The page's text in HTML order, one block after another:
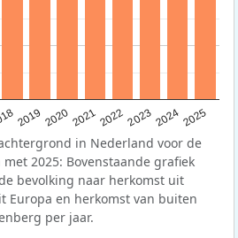
2019 202020212022202320242025
in Nederland voor de
2025: Bovenstaande grafiek
bevolking naar herkomst uit
Europa en herkomst van buiten
per jaar.